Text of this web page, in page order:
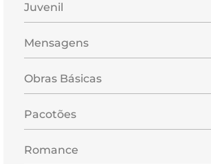
Juvenil
Mensagens
Obras Básicas
Pacotões
Romance